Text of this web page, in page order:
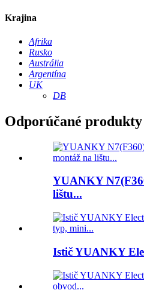
Krajina
Afrika
Rusko
Austrália
Argentína
UK
DB
Odporúčané produkty
YUANKY
lištu...
Istič YUANKY